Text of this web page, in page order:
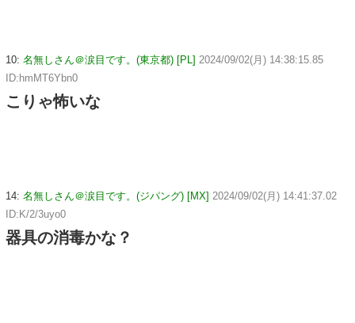
10: 名無しさん＠涙目です。(東京都) [PL] 2024/09/02(月) 14:38:15.85
ID:hmMT6Ybn0
こりゃ怖いな
14: 名無しさん＠涙目です。(ジパング) [MX] 2024/09/02(月) 14:41:37.02
ID:K/2/3uyo0
器具の消毒かな？